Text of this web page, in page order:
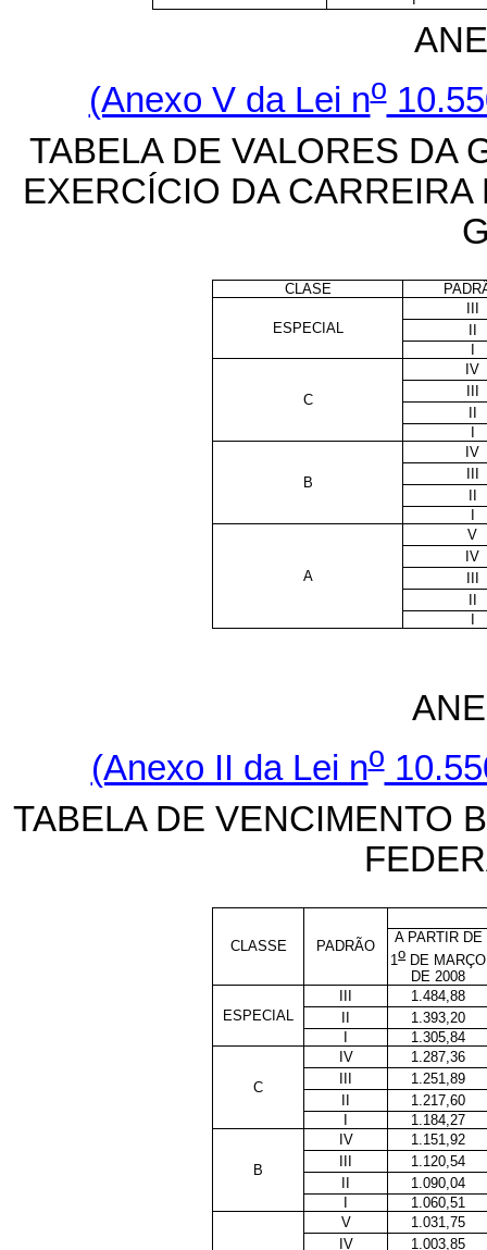
(Anexo V da Lei no
TABELA DE VALORES DA
EXERCÍCIO DA
CLASE
ESPECIAL
III
II
I
C
IV
III
II
I
B
IV
III
II
I
A
V
IV
III
II
I
(Anexo II da Lei no
TABELA DE VENCIMENTO
CLASSE PADRÃO
A PARTIR DE
1oDE MARÇO
DE 2008
ESPECIAL
III
1.484,88
II
1.393,20
I
1.305,84
C
IV
1.287,36
III
1.251,89
II
1.217,60
I
1.184,27
B
IV
1.151,92
III
1.120,54
II
1.090,04
I
1.060,51
V
1.031,75
IV
1.003,85